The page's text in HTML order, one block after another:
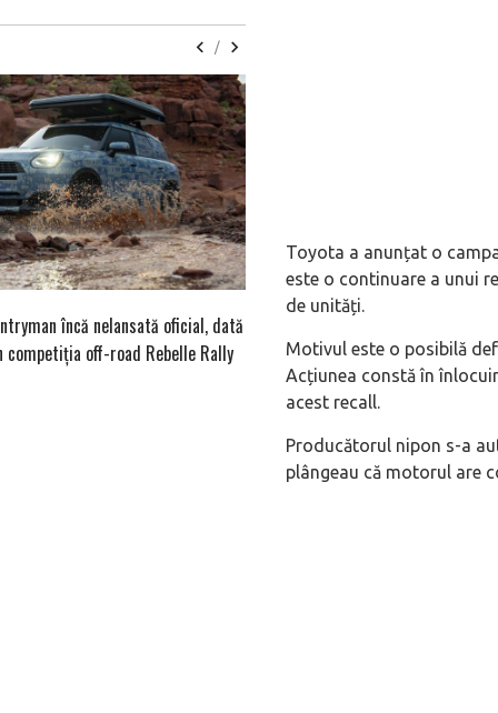
Toyota a anunțat o
este o continuare a unui
de unități.
Motivul este o posibilă
Acțiunea constă în
acest recall.
Producătorul nipon s-a
plângeau că motorul are
/
încă nelansată oficial, dată
competiția off-road Rebelle Rally
Blackbird va suna ca un apropo.
altfel!